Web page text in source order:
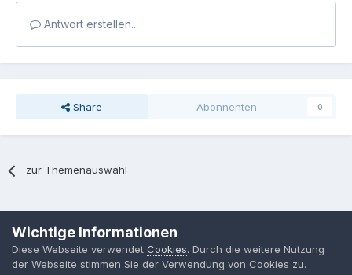
Antwort erstellen...
Share Abonnenten 0
zur Themenauswahl
MPP-Engineering
Powered by Invision Community
Wichtige Informationen
Diese Webseite verwendet Cookies. Durch die weitere Nutzung
der Webseite stimmen Sie der Verwendung von Cookies zu.